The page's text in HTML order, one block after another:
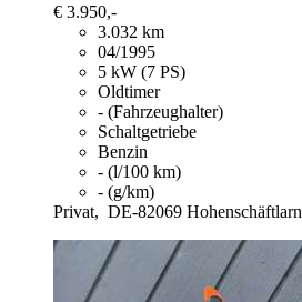
€ 3.950,-
3.032 km
04/1995
5 kW (7 PS)
Oldtimer
- (Fahrzeughalter)
Schaltgetriebe
Benzin
- (l/100 km)
- (g/km)
Privat, DE-82069 Hohenschäftlarn